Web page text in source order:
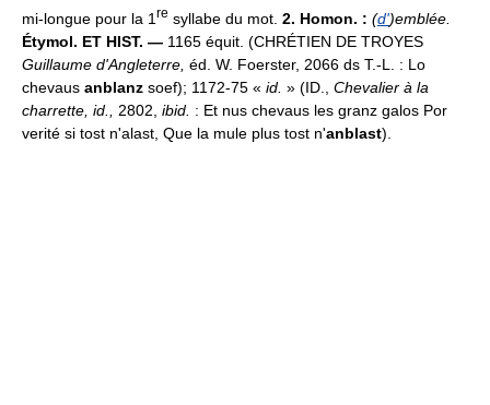
mi-longue pour la 1 re syllabe du mot. 2. Homon. : (d')emblée.
Étymol. ET HIST. — 1165 équit. (CHRÉTIEN DE TROYES
Guillaume d'Angleterre, éd. W. Foerster, 2066 ds T.-L. : Lo
chevaus anblanz soef); 1172-75 « id. » (ID., Chevalier à la
charrette, id.,
2802, ibid. : Et nus chevaus les granz galos Por
verité si tost n'alast, Que la mule plus tost n'anblast).